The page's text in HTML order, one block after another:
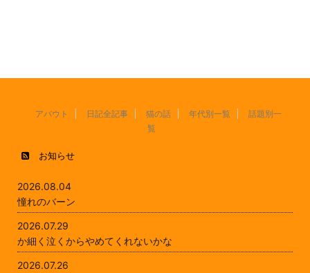
アバウト 日記全記事 猫の話 年代別一覧
話題別一
覧
お知らせ
2026.08.04
憧れのバーン
2026.07.29
か細く泣くからやめてくれないかな
2026.07.26